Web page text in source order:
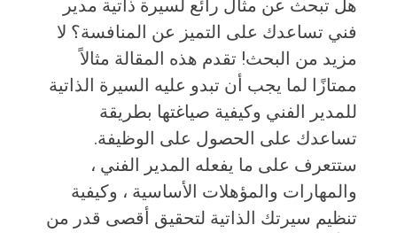
هل تبحث عن مثال رائع لسيرة ذاتية مدير
فني تساعدك على التميز عن المنافسة؟ لا
مزيد من البحث! تقدم هذه المقالة مثالاً
ممتازًا لما يجب أن تبدو عليه السيرة الذاتية
للمدير الفني وكيفية صياغتها بطريقة
تساعدك على الحصول على الوظيفة.
ستتعرف على ما يفعله المدير الفني ،
والمهارات والمؤهلات الأساسية ، وكيفية
تنظيم سيرتك الذاتية لتحقيق أقصى قدر من